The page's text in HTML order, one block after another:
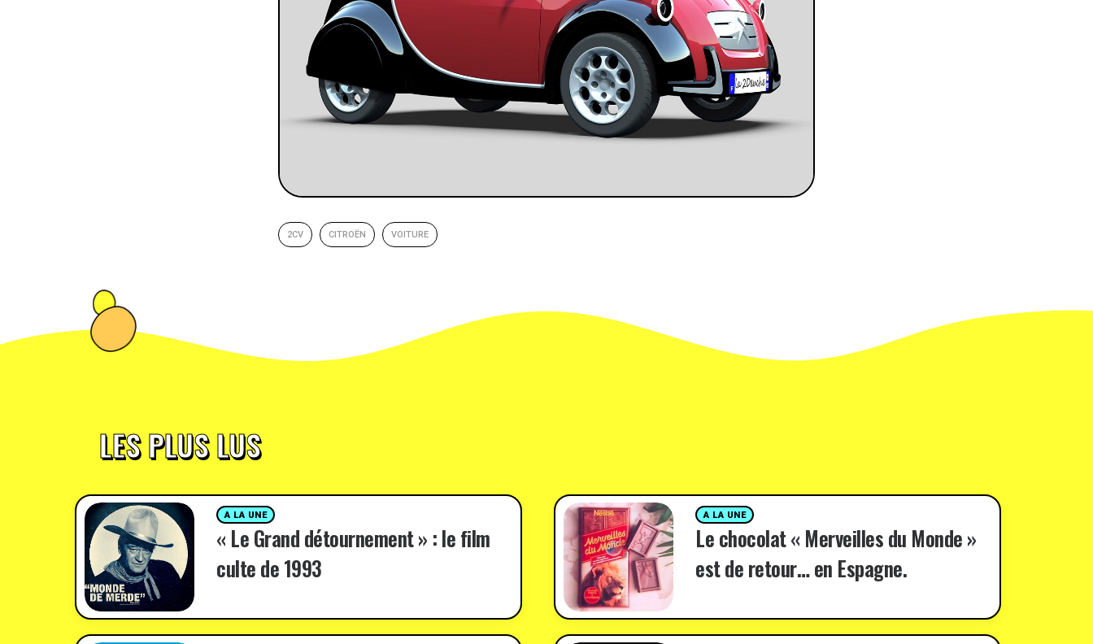
2CV CITROËN VOITURE
LES PLUS LUS
A LA UNE
« Le Grand détournement » : le film
culte de 1993
A LA UNE
Le chocolat « Merveilles du Monde »
est de retour… en Espagne.